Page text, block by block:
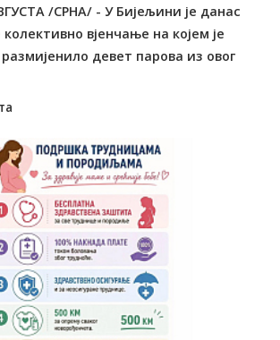
/СРНА/ - У Бијељини је данас
вјенчање на којем је
девет парова из овог